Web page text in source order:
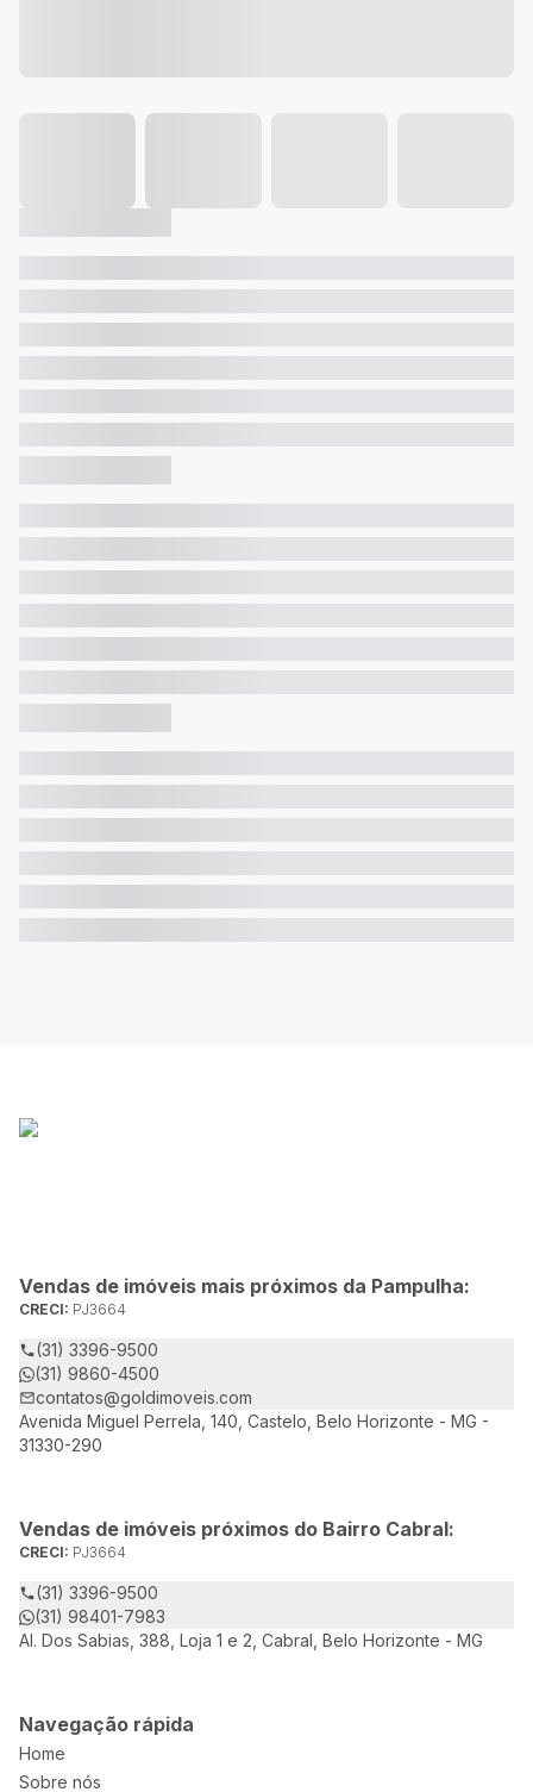
Vendas de imóveis mais próximos da Pampulha:
CRECI: PJ3664
(31) 3396-9500
(31) 9860-4500
contatos@goldimoveis.com
Avenida Miguel Perrela, 140, Castelo, Belo Horizonte - MG -
31330-290
Vendas de imóveis próximos do Bairro Cabral:
CRECI: PJ3664
(31) 3396-9500
(31) 98401-7983
Al. Dos Sabias, 388, Loja 1 e 2, Cabral, Belo Horizonte - MG
Navegação rápida
Home
Sobre nós